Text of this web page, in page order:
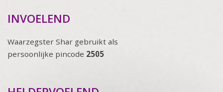
INVOELEND
Waarzegster Shar gebruikt als
persoonlijke pincode 2505